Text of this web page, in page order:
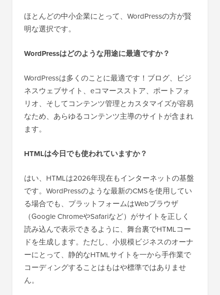
ほとんどの中小企業にとって、WordPressの方が賢
明な選択です。
WordPressはどのような用途に最適ですか？
WordPressは多くのことに最適です！ブログ、ビジ
ネスウェブサイト、eコマースストア、ポートフォ
リオ、そしてコンテンツ管理とカスタマイズが容易
なため、あらゆるコンテンツ主導のサイトが含まれ
ます。
HTMLは今日でも使われていますか？
はい、HTMLは2026年現在もインターネットの基盤
です。WordPressのような最新のCMSを使用してい
る場合でも、プラットフォームはWebブラウザ
（Google ChromeやSafariなど）がサイトを正しく
読み込んで表示できるように、舞台裏でHTMLコー
ドを生成します。ただし、小規模ビジネスのオーナ
ーにとって、静的なHTMLサイトを一から手作業で
コーディングすることはもはや標準ではありませ
ん。